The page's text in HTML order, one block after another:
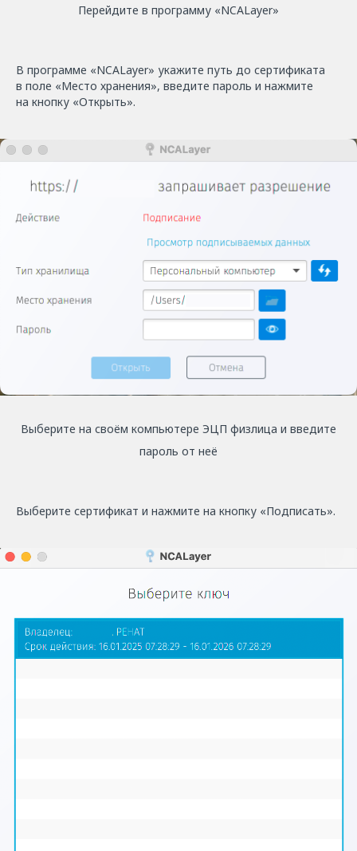
Перейдите в программу «NCАLayer»
В программе «NCALayer» укажите путь до сертификата
в поле «Место хранения», введите пароль и нажмите
на кнопку «Открыть».
Выберите на своём компьютере ЭЦП физлица и введите
пароль от неё
Выберите сертификат и нажмите на кнопку «Подписать».